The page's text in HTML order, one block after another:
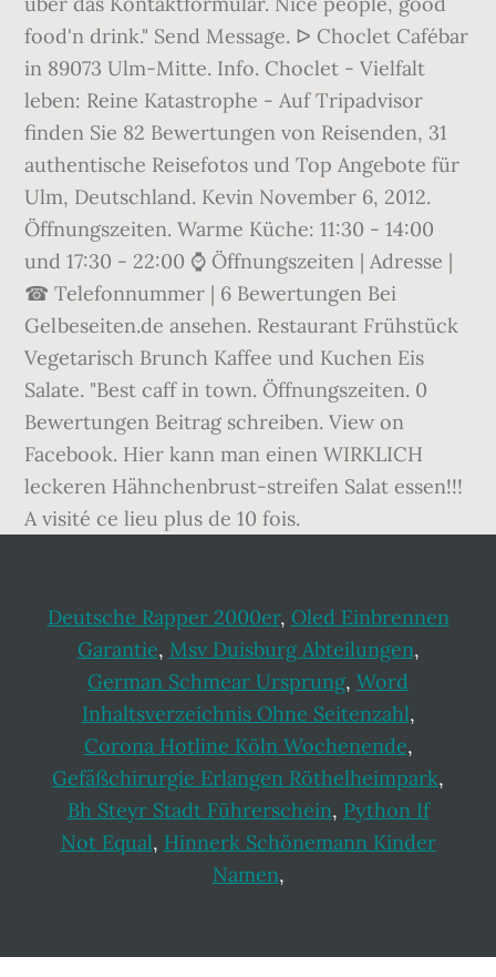
food'n drink." Send Message. ᐅ Choclet Cafébar
in 89073 Ulm-Mitte. Info. Choclet - Vielfalt
leben: Reine Katastrophe - Auf Tripadvisor
finden Sie 82 Bewertungen von Reisenden, 31
authentische Reisefotos und Top Angebote für
Ulm, Deutschland. Kevin November 6, 2012.
Öffnungszeiten. Warme Küche: 11:30 - 14:00
und 17:30 - 22:00 ⌚ Öffnungszeiten | Adresse |
☎ Telefonnummer | 6 Bewertungen Bei
Gelbeseiten.de ansehen. Restaurant Frühstück
Vegetarisch Brunch Kaffee und Kuchen Eis
Salate. "Best caff in town. Öffnungszeiten. 0
Bewertungen Beitrag schreiben. View on
Facebook. Hier kann man einen WIRKLICH
leckeren Hähnchenbrust-streifen Salat essen!!!
A visité ce lieu plus de 10 fois.
Deutsche Rapper 2000er, Oled Einbrennen
Garantie, Msv Duisburg Abteilungen,
German Schmear Ursprung, Word
Inhaltsverzeichnis Ohne Seitenzahl,
Corona Hotline Köln Wochenende,
Gefäßchirurgie Erlangen Röthelheimpark,
Bh Steyr Stadt Führerschein, Python If
Not Equal, Hinnerk Schönemann Kinder
Namen,